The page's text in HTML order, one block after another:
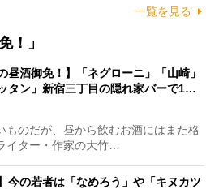
一覧を見る
！」
昼酒御免！】「ネグローニ」「山崎」
タン」新宿三丁目の隠れ家バーで1…
のだが、昼から飲むお酒にはまた格
ター・作家の大竹…
今の若者は「なめろう」や「キヌカツ